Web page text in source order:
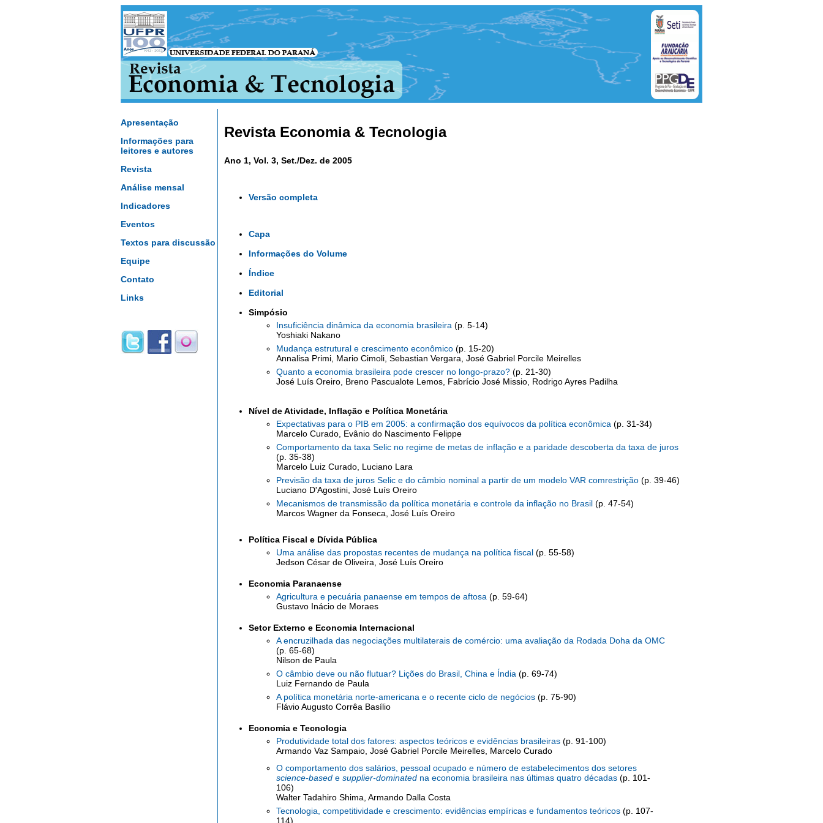
Apresentação
Informações para
leitores e autores
Revista
Análise mensal
Indicadores
Eventos
Textos para discussão
Equipe
Contato
Links
Revista Economia & Tecnologia
Ano 1, Vol. 3, Set./Dez. de 2005
Versão completa
Capa
Informações do Volume
Índice
Editorial
Simpósio
Insuficiência dinâmica da economia brasileira (p. 5-14)
Yoshiaki Nakano
Mudança estrutural e crescimento econômico (p. 15-20)
Annalisa Primi, Mario Cimoli, Sebastian Vergara, José Gabriel Porcile Meirelles
Quanto a economia brasileira pode crescer no longo-prazo? (p. 21-30)
José Luís Oreiro, Breno Pascualote Lemos, Fabrício José Missio, Rodrigo Ayres Padilha
Nível de Atividade, Inflação e Política Monetária
Expectativas para o PIB em 2005: a confirmação dos equívocos da política econômica (p. 31-34)
Marcelo Curado, Evânio do Nascimento Felippe
Comportamento da taxa Selic no regime de metas de inflação e a paridade descoberta da taxa de juros
(p. 35-38)
Marcelo Luiz Curado, Luciano Lara
Previsão da taxa de juros Selic e do câmbio nominal a partir de um modelo VAR comrestrição (p. 39-46)
Luciano D'Agostini, José Luís Oreiro
Mecanismos de transmissão da política monetária e controle da inflação no Brasil (p. 47-54)
Marcos Wagner da Fonseca, José Luís Oreiro
Política Fiscal e Dívida Pública
Uma análise das propostas recentes de mudança na política fiscal (p. 55-58)
Jedson César de Oliveira, José Luís Oreiro
Economia Paranaense
Agricultura e pecuária panaense em tempos de aftosa (p. 59-64)
Gustavo Inácio de Moraes
Setor Externo e Economia Internacional
A encruzilhada das negociações multilaterais de comércio: uma avaliação da Rodada Doha da OMC
(p. 65-68)
Nilson de Paula
O câmbio deve ou não flutuar? Lições do Brasil, China e Índia (p. 69-74)
Luiz Fernando de Paula
A política monetária norte-americana e o recente ciclo de negócios (p. 75-90)
Flávio Augusto Corrêa Basílio
Economia e Tecnologia
Produtividade total dos fatores: aspectos teóricos e evidências brasileiras (p. 91-100)
Armando Vaz Sampaio, José Gabriel Porcile Meirelles, Marcelo Curado
O comportamento dos salários, pessoal ocupado e número de estabelecimentos dos setores
science-based e supplier-dominated na economia brasileira nas últimas quatro décadas (p. 101-
106)
Walter Tadahiro Shima, Armando Dalla Costa
Tecnologia, competitividade e crescimento: evidências empíricas e fundamentos teóricos (p. 107-
114)